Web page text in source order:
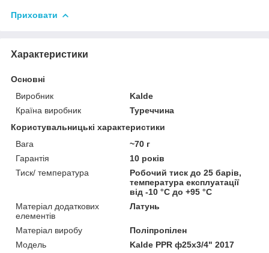
Приховати
Характеристики
Основні
Виробник
Kalde
Країна виробник
Туреччина
Користувальницькі характеристики
Вага
~70 г
Гарантія
10 років
Тиск/ температура
Робочий тиск до 25 барів,
температура експлуатації
від -10 °C до +95 °C
Матеріал додаткових
елементів
Латунь
Матеріал виробу
Поліпропілен
Мoдель
Kalde PPR ф25х3/4" 2017